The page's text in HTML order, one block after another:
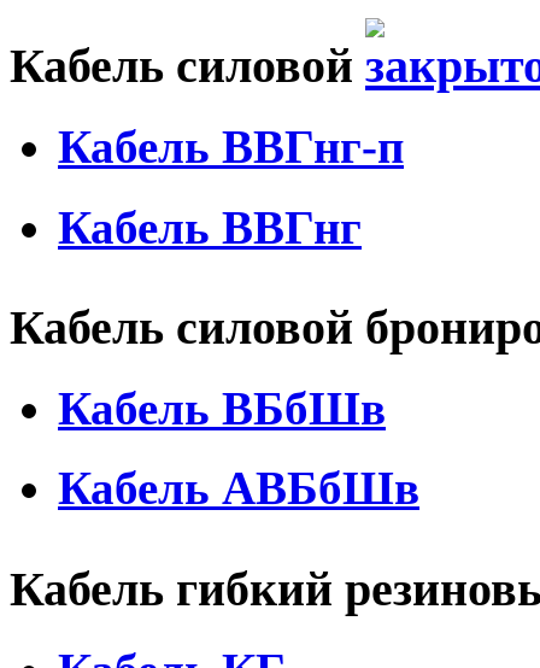
Кабель силовой
Кабель ВВГнг-п
Кабель ВВГнг
Кабель силовой
Кабель ВБбШв
Кабель АВБбШв
Кабель гибкий